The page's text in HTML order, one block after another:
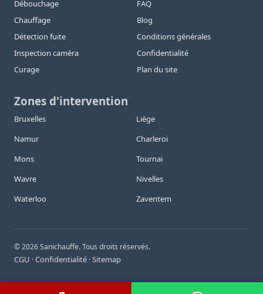
Débouchage
Chauffage
Détection fuite
Inspection caméra
Curage
FAQ
Blog
Conditions générales
Confidentialité
Plan du site
Zones d'intervention
Bruxelles
Liège
Namur
Charleroi
Mons
Tournai
Wavre
Nivelles
Waterloo
Zaventem
©2026Sanichauffe. Tous droits réservés.
CGU ·Confidentialité ·Sitemap